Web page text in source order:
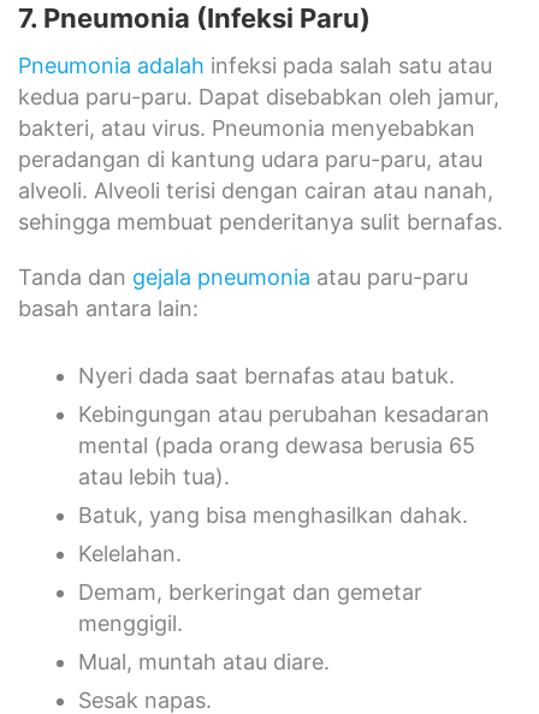
7. Pneumonia (Infeksi Paru)
Pneumonia adalah infeksi pada salah satu atau
kedua paru-paru. Dapat disebabkan oleh jamur,
bakteri, atau virus. Pneumonia menyebabkan
peradangan di kantung udara paru-paru, atau
alveoli. Alveoli terisi dengan cairan atau nanah,
sehingga membuat penderitanya sulit bernafas.
Tanda dan gejala pneumonia atau paru-paru
basah antara lain:
Nyeri dada saat bernafas atau batuk.
Kebingungan atau perubahan kesadaran
mental (pada orang dewasa berusia 65
atau lebih tua).
Batuk, yang bisa menghasilkan dahak.
Kelelahan.
Demam, berkeringat dan gemetar
menggigil.
Mual, muntah atau diare.
Sesak napas.